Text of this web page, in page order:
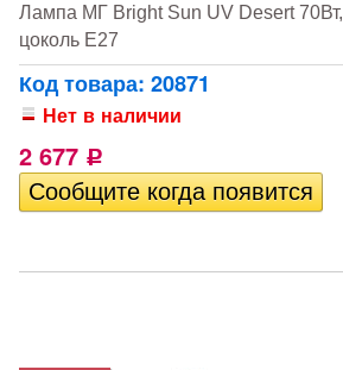
Лампа МГ Bright Sun UV Desert 70Вт,
цоколь Е27
Код товара: 20871
Нет в наличии
2 677 Р